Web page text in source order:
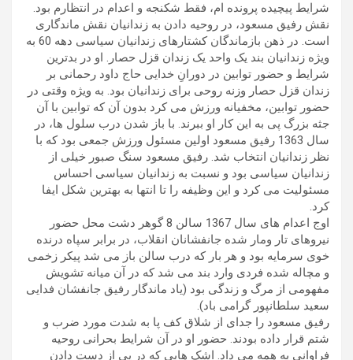
شرایط پیچیده پرونده ام، فقط شکنجه و اعدام در انتظارم بود.
نقش رفیق مسعود، در روحیه دادن به زندانیان نقش ماندگاری
است. در ذهن بازماندگان کشتارهای زندانیان سیاسی دهه 60 به
ویژه زندانیان بند یک واحد یک زندان قزل حصار. او در بدترین
شرایط و حضور توابین در دورانِ خدایی حاج داود رحمانی بر
زندان قزل حصار وزنه روحی برای زندانیان بود. به ویژه وقتی در
حضور توابین، مخفیانه ورزش می کرد بدون آن که توابین با آن
جثه بزرگ پی به این کار او ببرند. با باز شدن درب سلول ها، در
سال 1363 رفیق مسعود اولین مسئول ورزش جمعی بود که با
نظر زندانیان انتخاب شد. رفیق مسعود سنگ صبور خیلی از
زندانیان سیاسی بود و نسبت به زندانیان سیاسی احساس
مسئولیت می کرد و این وظیفه را تا انتها به بهترین شکل ایفا
کرد.
اوج اعدام های سال 1367 سالن 8 گوهر دشت محل حضور
نیروهای تار ومار شده جانفشانان انقلاب، در برابر سپاه درنده
خوی سرمایه بود و هر بار که درب سالن باز می شد پیکر زخمی
و مچاله شده فردی وارد بند می شد که در آن میانه تشویش
مفهومی از مرگ و زندگی بود (یاد ماندگار رفیق جانفشان فدایی
سعید سلطانپور گرامی باد).
رفیق مسعود را جدای از شلاق کف پا به شدت مورد ضرب و
شتم قرار داده بودند. حضور او در آن شرایط بحرانی روحیه
فراوانی به همه می داد. اشک هایی که در پی از دست دادن